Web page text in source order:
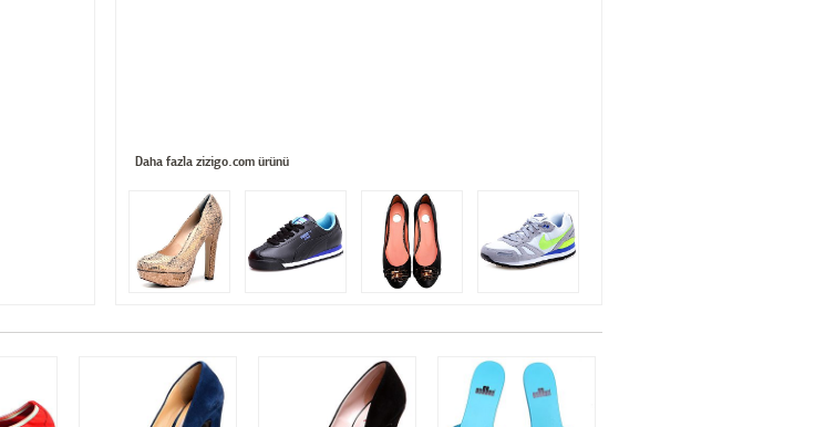
Daha fazla zizigo.com ürünü